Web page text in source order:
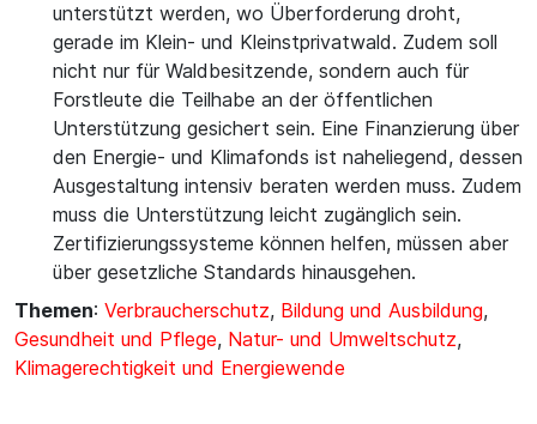
unterstützt werden, wo Überforderung droht,
gerade im Klein- und Kleinstprivatwald. Zudem soll
nicht nur für Waldbesitzende, sondern auch für
Forstleute die Teilhabe an der öffentlichen
Unterstützung gesichert sein. Eine Finanzierung über
den Energie- und Klimafonds ist naheliegend, dessen
Ausgestaltung intensiv beraten werden muss. Zudem
muss die Unterstützung leicht zugänglich sein.
Zertifizierungssysteme können helfen, müssen aber
über gesetzliche Standards hinausgehen.
Themen: Verbraucherschutz, Bildung und Ausbildung,
Gesundheit und Pflege, Natur- und Umweltschutz,
Klimagerechtigkeit und Energiewende